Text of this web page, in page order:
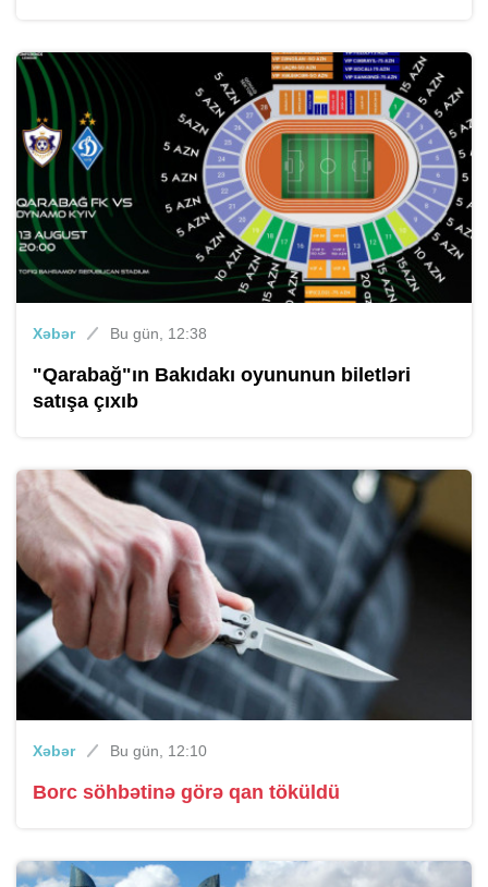
Xəbər Bu gün, 12:38
"Qarabağ"ın Bakıdakı oyununun biletləri
satışa çıxıb
Xəbər Bu gün, 12:10
Borc söhbətinə görə qan töküldü